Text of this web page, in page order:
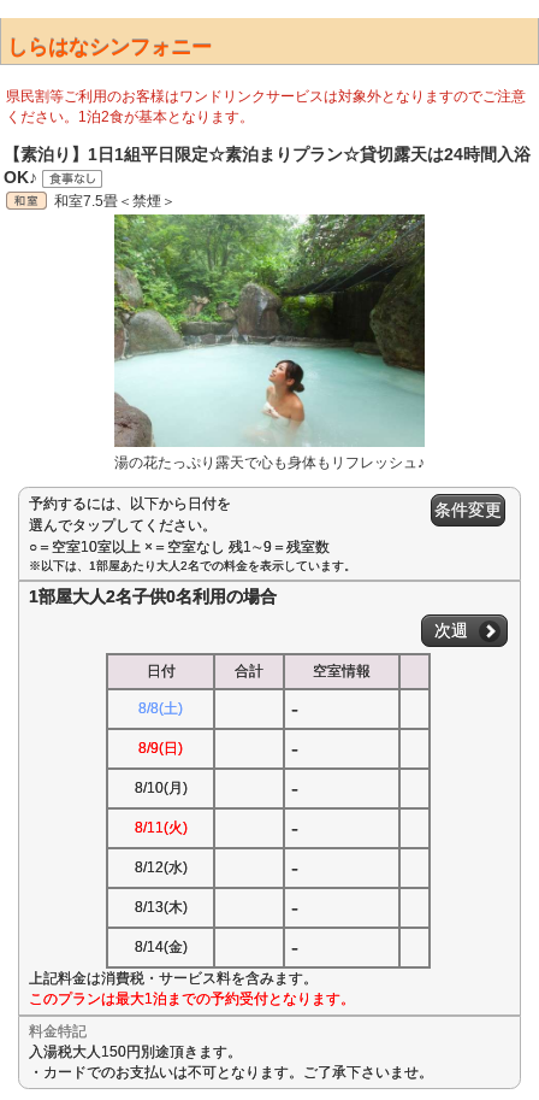
しらはなシンフォニー
県民割等ご利用のお客様はワンドリンクサービスは対象外となりますのでご注意
ください。1泊2食が基本となります。
【素泊り】1日1組平日限定☆素泊まりプラン☆貸切露天は24時間入浴
OK♪
和室7.5畳＜禁煙＞
湯の花たっぷり露天で心も身体もリフレッシュ♪
予約するには、以下から日付を
選んでタップしてください。
○＝空室10室以上 ×＝空室なし 残1∼9＝残室数
条件変更
※以下は、1部屋あたり大人2名での料金を表示しています。
1部屋大人2名子供0名利用の場合
次週
日付 合計 空室情報
8/8(土) -
8/9(日) -
8/10(月) -
8/11(火) -
8/12(水) -
8/13(木) -
8/14(金) -
上記料金は消費税・サービス料を含みます。
このプランは最大1泊までの予約受付となります。
料金特記
入湯税大人150円別途頂きます。
・カードでのお支払いは不可となります。ご了承下さいませ。